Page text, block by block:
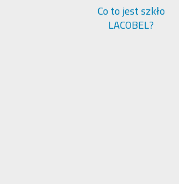
Co to jest szkło
LACOBEL?